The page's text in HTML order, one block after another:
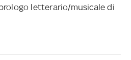
letterario/musicale di